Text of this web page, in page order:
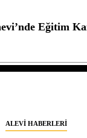
Eğitim
ALEVI HABERLERI